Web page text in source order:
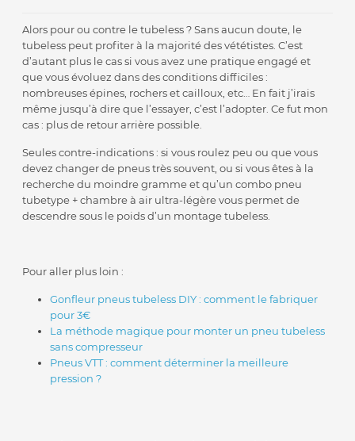
Alors pour ou contre le tubeless ? Sans aucun doute, le
tubeless peut profiter à la majorité des vététistes. C’est
d’autant plus le cas si vous avez une pratique engagé et
que vous évoluez dans des conditions difficiles :
nombreuses épines, rochers et cailloux, etc… En fait j’irais
même jusqu’à dire que l’essayer, c’est l’adopter. Ce fut mon
cas : plus de retour arrière possible.
Seules contre-indications : si vous roulez peu ou que vous
devez changer de pneus très souvent, ou si vous êtes à la
recherche du moindre gramme et qu’un combo pneu
tubetype + chambre à air ultra-légère vous permet de
descendre sous le poids d’un montage tubeless.
Pour aller plus loin :
Gonfleur pneus tubeless DIY : comment le fabriquer
pour 3€
La méthode magique pour monter un pneu tubeless
sans compresseur
Pneus VTT : comment déterminer la meilleure
pression ?